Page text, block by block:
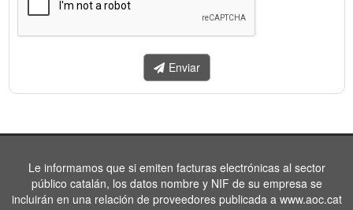
enviar.
Enviar
Le informamos que si emiten facturas electrónicas al sector
público catalán, los datos nombre y NIF de su empresa se
incluirán en una relación de proveedores publicada a www.aoc.cat